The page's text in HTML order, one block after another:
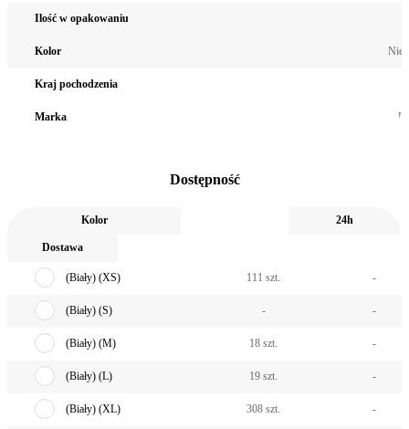
Ilość w opakowaniu
Kolor
Kraj pochodzenia
Marka
Dostępność
Kolor 24h
Dostawa
(Biały) (XS) 111 szt. -
(Biały) (S) - -
(Biały) (M) 18 szt. -
(Biały) (L) 19 szt. -
(Biały) (XL) 308 szt. -